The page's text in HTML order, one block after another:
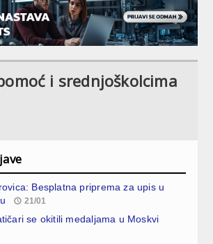
i srednjoškolcima
Besplatna priprema za upis u
21/01
se okitili medaljama u Moskvi